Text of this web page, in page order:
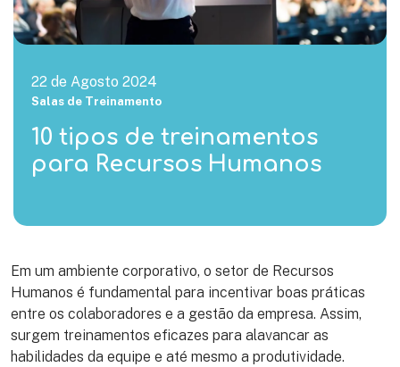
22 de Agosto 2024
Salas de Treinamento
10 tipos de treinamentos
para Recursos Humanos
Em um ambiente corporativo, o setor de Recursos
Humanos é fundamental para incentivar boas práticas
entre os colaboradores e a gestão da empresa. Assim,
surgem treinamentos eficazes para alavancar as
habilidades da equipe e até mesmo a produtividade.